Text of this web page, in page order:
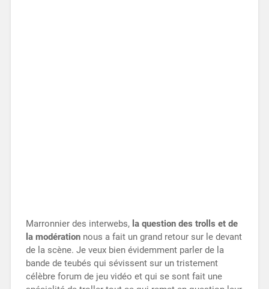
Marronnier des interwebs, la question des trolls et de
la modérationnous a fait un grand retour sur le devant
de la scène. Je veux bien évidemment parler de la
bande de teubés qui sévissent sur un tristement
célèbre forum de jeu vidéo et qui se sont fait une